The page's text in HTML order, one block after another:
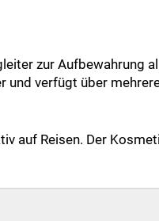
zur Aufbewahrung
verfügt über
auf Reisen. Der